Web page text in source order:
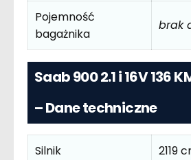
Pojemność
bagażnika
brak
Saab 900 2.1 i 16V 136
– Dane techniczne
Silnik 2119